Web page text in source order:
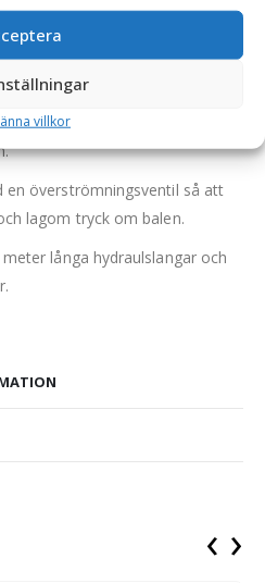
villkor
och konstruerad för maximal
med backventil så att armarna
även om det exempelvis
en överströmningsventil så att
lagom tryck om balen.
långa hydraulslangar och
‹ ›